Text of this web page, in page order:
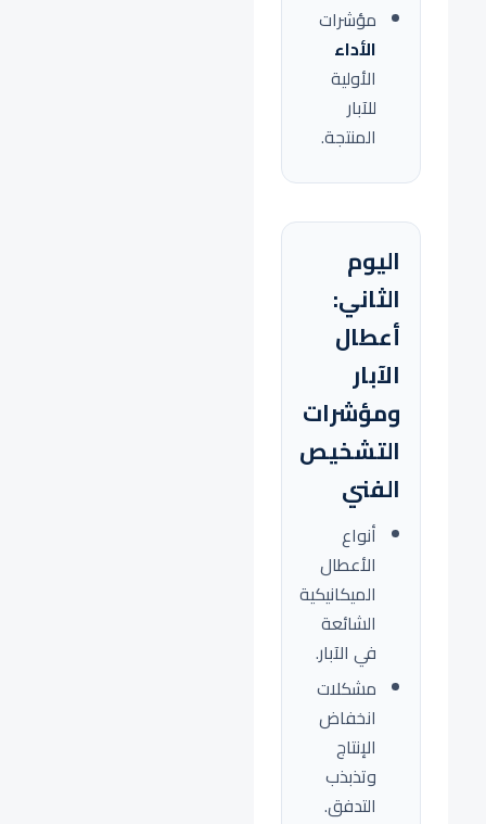
مؤشرات
الأداء
الأولية
للآبار
المنتجة.
اليوم
الثاني:
أعطال
الآبار
ومؤشرات
التشخيص
الفني
أنواع
الأعطال
الميكانيكية
الشائعة
في الآبار.
مشكلات
انخفاض
الإنتاج
وتذبذب
التدفق.